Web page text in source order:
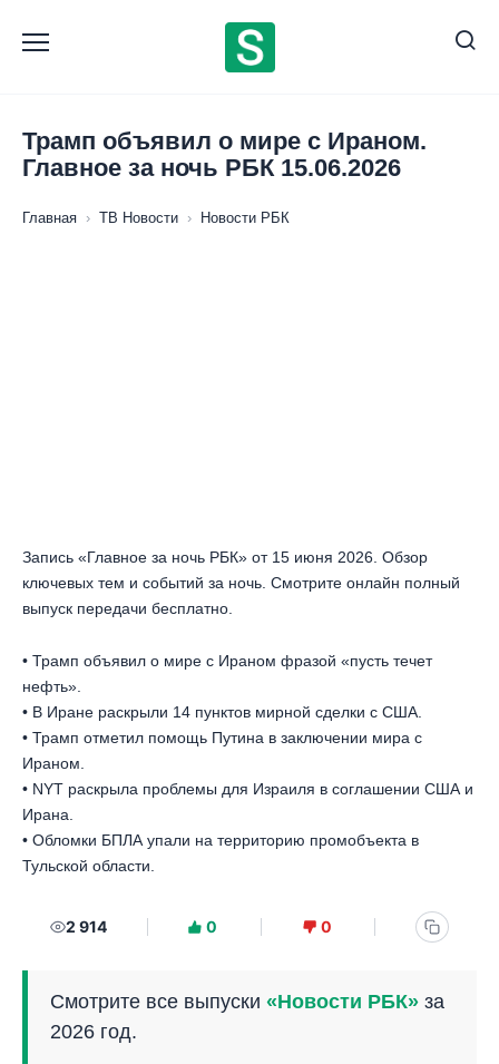
содержанию
Трамп объявил о мире с Ираном.
Главное за ночь РБК 15.06.2026
Главная › ТВ Новости › Новости РБК
Запись «Главное за ночь РБК» от 15 июня 2026. Обзор
ключевых тем и событий за ночь. Смотрите онлайн полный
выпуск передачи бесплатно.
• Трамп объявил о мире с Ираном фразой «пусть течет
нефть».
• В Иране раскрыли 14 пунктов мирной сделки с США.
• Трамп отметил помощь Путина в заключении мира с
Ираном.
• NYT раскрыла проблемы для Израиля в соглашении США и
Ирана.
• Обломки БПЛА упали на территорию промобъекта в
Тульской области.
2 914 0 0
Смотрите все выпуски «Новости РБК» за
2026 год.